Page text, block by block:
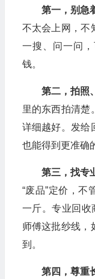
第一，别急
不太会上网，不
一搜、问一问
钱。
第二，拍照
里的东西拍清楚
详细越好。发给
也能得到更准确
第三，找专
“废品”定价，不
一斤。专业回收
师傅这批纱线，
到。
第四，尊重